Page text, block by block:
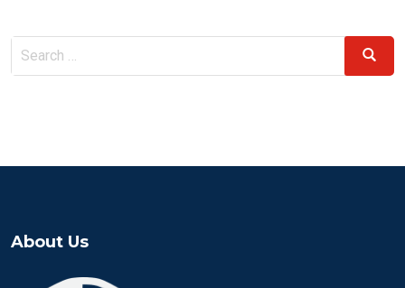
Search
Search
About Us